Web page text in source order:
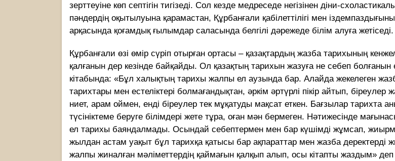
зерттеуiне көп септiгiн тигiзедi. Сол кезде медреседе негiзiнен дiни-
пәндердiң оқытылуына қарамастан, Құрбанғали қабiлеттiлiгi мен
арқасында қоғамдық ғылымдар саласында белгiлi дәрежеде бiлiм алуға жетiседi.
Құрбанғали өзі өмір сүріп отырған ортасы – қазақтардың жазба тарихының
қалғанын дер кезінде байқайды. Ол қазақтың тарихын жазуға не себеп болғанын
кiтабында: «Бұл халықтың тарихы жалпы ел аузында бар. Алайда жекелеген
тарихтары мен естелiктерi болмағандықтан, әркiм әртүрлi пiкiр айтып, бiреулер
ниет, арам оймен, ендi бiреулер тек мұқатуды мақсат еткен. Бағзылар тарихта
түсiнiктеме беруге бiлiмдерi жете тұра, оған мән бермеген. Нәтижесiнде
ел тарихы баяндалмады. Осындай себептермен мен бар күшiмдi жұмсап,
жылдан астам уақыт бұл тарихқа қатысы бар ақпараттар мен жазба деректердi
жалпы жиналған мәлiметтердiң қаймағын қалқып алып, осы кiтапты жаздым» деп